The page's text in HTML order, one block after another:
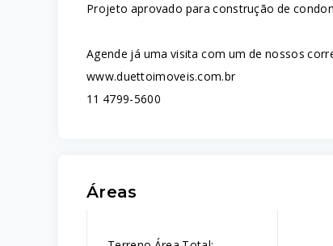
Projeto aprovado para construção de
Agende já uma visita com um de nossos
www.duettoimoveis.com.br
11 4799-5600
Áreas